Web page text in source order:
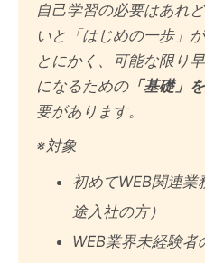
自己学習の必要はあれ
いと「はじめの一歩」
とにかく、可能な限り
になるための「基礎」
要があります。
※対象
初めてWEB関連
途入社の方）
WEB業界未経験者